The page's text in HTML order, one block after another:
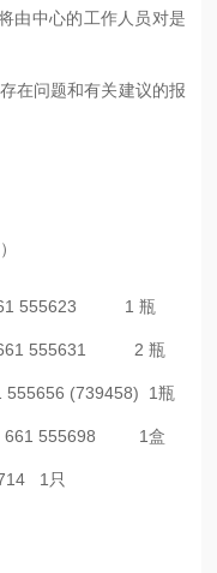
由中心的工作人员对是
在问题和有关建议的报
661 555623 1 瓶
661 555631 2 瓶
(739458) 1瓶
661 555698 1盒
1只